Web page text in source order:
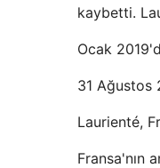
kaybetti.
Ocak
31 Ağustos
Laurienté,
Fransa'nın